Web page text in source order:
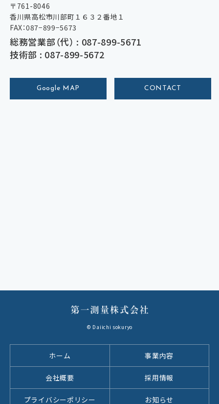
〒761-8046
香川県高松市川部町１６３２番地１
FAX：087−899−5673
総務営業部（代） : 087-899-5671
技術部 : 087-899-5672
Google MAP CONTACT
© Daiichi sokuryo
ホーム 事業内容
会社概要 採用情報
プライバシーポリシー お知らせ